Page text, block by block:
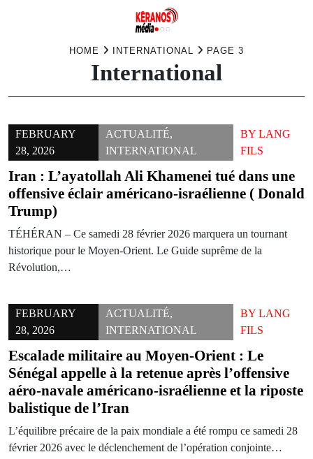
HOME INTERNATIONAL PAGE 3
International
FEBRUARY
28, 2026
ACTUALITÉ,
INTERNATIONAL
BYLANG
FILS
Iran : L’ayatollah Ali Khamenei tué dans une
offensive éclair américano-israélienne ( Donald
Trump)
TÉHÉRAN – Ce samedi 28 février 2026 marquera un tournant
historique pour le Moyen-Orient. Le Guide suprême de la
Révolution,…
FEBRUARY
28, 2026
ACTUALITÉ,
INTERNATIONAL
BYLANG
FILS
Escalade militaire au Moyen-Orient : Le
Sénégal appelle à la retenue après l’offensive
aéro-navale américano-israélienne et la riposte
balistique de l’Iran
L’équilibre précaire de la paix mondiale a été rompu ce samedi 28
février 2026 avec le déclenchement de l’opération conjointe…